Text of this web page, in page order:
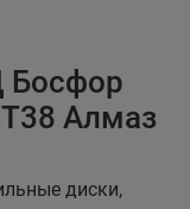
Босфор
Алмаз
диски,